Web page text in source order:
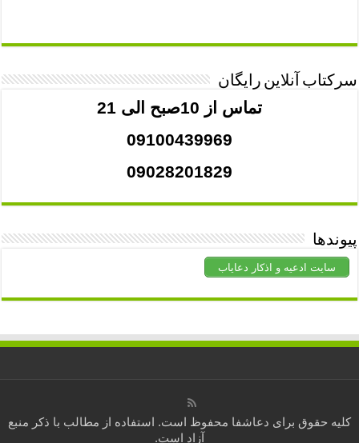
سرکتاب آنلاین رایگان
تماس از 10صبح الی 21
09100439969
09028201829
پیوندها
سایت ادعیه و اذکار دعایاب
کلیه حقوق برای دعاشفا محفوظ است. استفاده از مطالب با ذکر منبع
آزاد است.